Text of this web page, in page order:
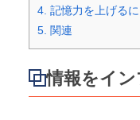
4. 記憶力を上げる
5. 関連
情報をイン